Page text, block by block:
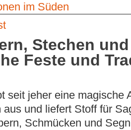
Stechen
Feste und
seit jeher eine magische
aus und liefert Stoff für
Schmücken und